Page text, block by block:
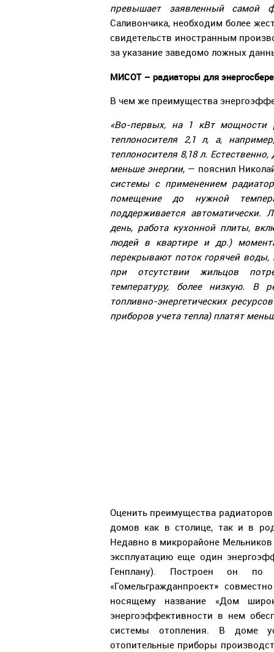
превышает заявленный самой
Саливончика, необходим более
свидетельств иностранным
за указание заведомо ложных
МИСОТ – радиаторы для
В чем же преимущества
«Во-первых, на 1 кВт мощности
теплоносителя 2,1 л, а,
теплоносителя 8,18 л.
меньше энергии, — пояснил
системы с применением
помещение до нужной
поддерживается автоматически.
день, работа кухонной плиты,
людей в квартире и др.)
перекрывают поток горячей
при отсутствии жильцов
температуру, более низкую. В
топливно-энергетических
приборов учета тепла) платят
Оценить преимущества
домов как в столице, так и в
Недавно в микрорайоне Мельников
эксплуатацию еще один
Генплану). Построен он по
«Гомельгражданпроект»
носящему название «Дом
энергоэффективности в нем
системы отопления. В доме
отопительные приборы